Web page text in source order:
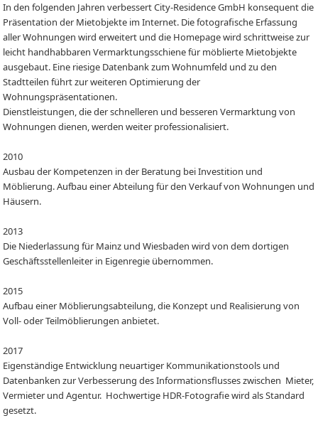
In den folgenden Jahren verbessert City-Residence GmbH konsequent die
Präsentation der Mietobjekte im Internet. Die fotografische Erfassung
aller Wohnungen wird erweitert und die Homepage wird schrittweise zur
leicht handhabbaren Vermarktungsschiene für möblierte Mietobjekte
ausgebaut. Eine riesige Datenbank zum Wohnumfeld und zu den
Stadtteilen führt zur weiteren Optimierung der
Wohnungspräsentationen.
Dienstleistungen, die der schnelleren und besseren Vermarktung von
Wohnungen dienen, werden weiter professionalisiert.
2010
Ausbau der Kompetenzen in der Beratung bei Investition und
Möblierung. Aufbau einer Abteilung für den Verkauf von Wohnungen und
Häusern.
2013
Die Niederlassung für Mainz und Wiesbaden wird von dem dortigen
Geschäftsstellenleiter in Eigenregie übernommen.
2015
Aufbau einer Möblierungsabteilung, die Konzept und Realisierung von
Voll- oder Teilmöblierungen anbietet.
2017
Eigenständige Entwicklung neuartiger Kommunikationstools und
Datenbanken zur Verbesserung des Informationsflusses zwischen Mieter,
Vermieter und Agentur. Hochwertige HDR-Fotografie wird als Standard
gesetzt.